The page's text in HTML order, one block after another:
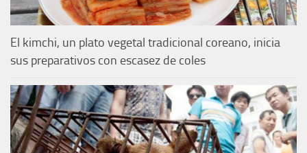
El kimchi, un plato vegetal tradicional coreano, inicia
sus preparativos con escasez de coles